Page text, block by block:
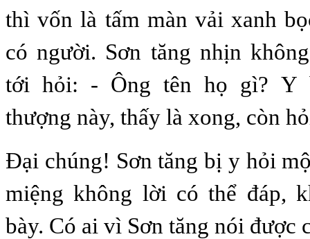
thì vốn là tấm màn vải xanh
có người. Sơn tăng nhịn
tới hỏi: - Ông tên họ gì? Y
thượng này, thấy là xong, còn
Đại chúng! Sơn tăng bị y hỏi
miệng không lời có thể đáp,
bày. Có ai vì Sơn tăng nói được